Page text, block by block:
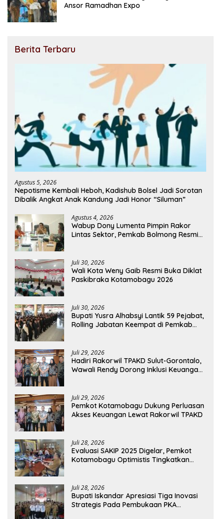
Ansor Ramadhan Expo
Berita Terbaru
Agustus 5, 2026
Nepotisme Kembali Heboh, Kadishub Bolsel Jadi Sorotan
Dibalik Angkat Anak Kandung Jadi Honor “Siluman”
Agustus 4, 2026
Wabup Dony Lumenta Pimpin Rakor
Lintas Sektor, Pemkab Bolmong Resmi
Juli 30, 2026
Wali Kota Weny Gaib Resmi Buka Diklat
Paskibraka Kotamobagu 2026
Juli 30, 2026
Bupati Yusra Alhabsyi Lantik 59 Pejabat,
Rolling Jabatan Keempat di Pemkab
Juli 29, 2026
Hadiri Rakorwil TPAKD Sulut-Gorontalo,
Wawali Rendy Dorong Inklusi Keuangan
Juli 29, 2026
Pemkot Kotamobagu Dukung Perluasan
Akses Keuangan Lewat Rakorwil TPAKD
Juli 28, 2026
Evaluasi SAKIP 2025 Digelar, Pemkot
Kotamobagu Optimistis Tingkatkan
Juli 28, 2026
Bupati Iskandar Apresiasi Tiga Inovasi
Strategis Pada Pembukaan PKA